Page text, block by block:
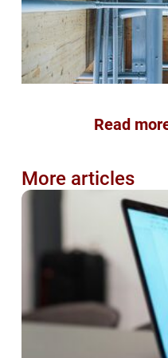
Read
More articles